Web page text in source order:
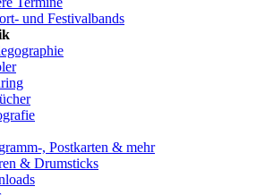
und Festivalbands
, Postkarten & mehr
& Drumsticks